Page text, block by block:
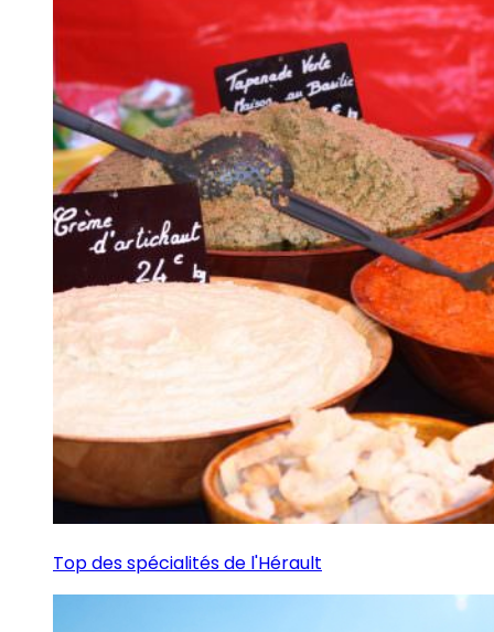
Top des spécialités de l'Hérault